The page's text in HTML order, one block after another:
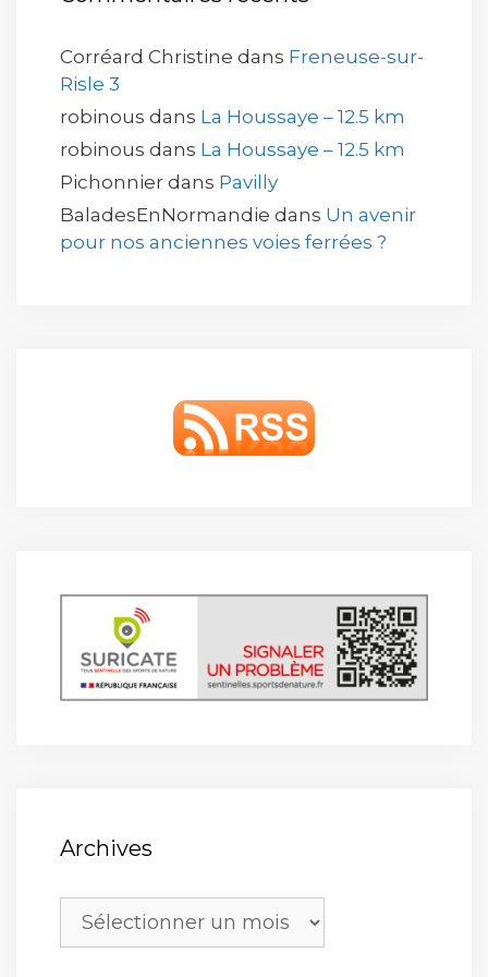
Corréard Christine dans Freneuse-sur-
Risle 3
robinous dans La Houssaye – 12.5 km
robinous dans La Houssaye – 12.5 km
Pichonnier dans Pavilly
BaladesEnNormandie dans Un avenir
pour nos anciennes voies ferrées ?
Archives
Archives